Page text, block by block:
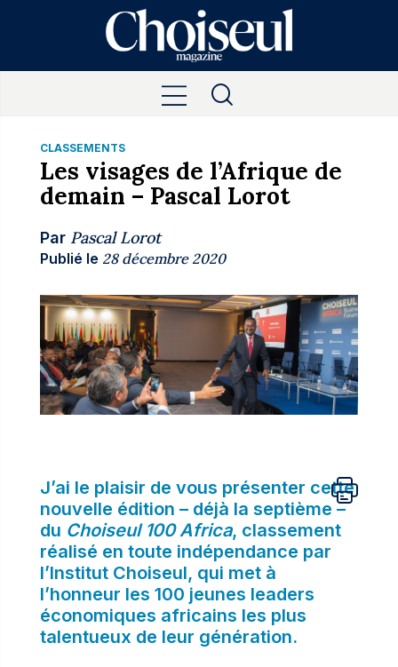
CLASSEMENTS
Les visages de l’Afrique de
demain – Pascal Lorot
Par Pascal Lorot
Publié le 28 décembre 2020
J’ai le plaisir de vous présenter cette
nouvelle édition – déjà la septième –
du Choiseul 100 Africa, classement
réalisé en toute indépendance par
l’Institut Choiseul, qui met à
l’honneur les 100 jeunes leaders
économiques africains les plus
talentueux de leur génération.